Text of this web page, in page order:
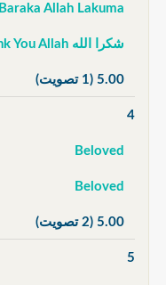
Baraka Allah Lakuma
شكرا الله Thank You Allah
5.00 (1 تصويت)
4
Beloved
Beloved
5.00 (2 تصويت)
5